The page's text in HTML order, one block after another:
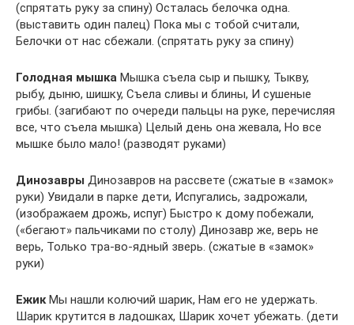
(спрятать руку за спину) Осталась белочка одна.
(выставить один палец) Пока мы с тобой считали,
Белочки от нас сбежали. (спрятать руку за спину)
Голодная мышка Мышка съела сыр и пышку, Тыкву,
рыбу, дыню, шишку, Съела сливы и блины, И сушеные
грибы. (загибают по очереди пальцы на руке, перечисляя
все, что съела мышка) Целый день она жевала, Но все
мышке было мало! (разводят руками)
Динозавры Динозавров на рассвете (сжатые в «замок»
руки) Увидали в парке дети, Испугались, задрожали,
(изображаем дрожь, испуг) Быстро к дому побежали,
(«бегают» пальчиками по столу) Динозавр же, верь не
верь, Только тра-во-ядный зверь. (сжатые в «замок»
руки)
ЕжикМы нашли колючий шарик, Нам его не удержать.
Шарик крутится в ладошках, Шарик хочет убежать. (дети